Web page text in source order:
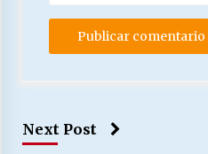
Next Post